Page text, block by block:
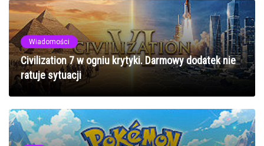
Wiadomości
Civilization 7 w ogniu krytyki. Darmowy dodatek nie
ratuje sytuacji